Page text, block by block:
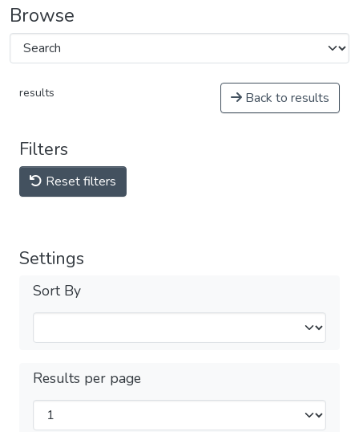
Browse
results Back to results
Filters
Reset filters
Settings
Sort By
Results per page